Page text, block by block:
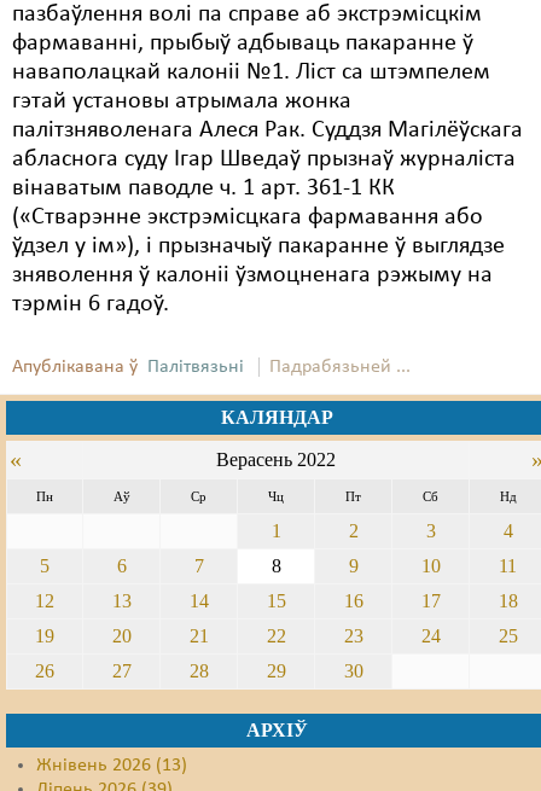
пазбаўлення волі па справе аб экстрэмісцкім
фармаванні, прыбыў адбываць пакаранне ў
наваполацкай калоніі №1. Ліст са штэмпелем
гэтай установы атрымала жонка
палітзняволенага Алеся Рак. Суддзя Магілёўскага
абласнога суду Ігар Шведаў прызнаў журналіста
вінаватым паводле ч. 1 арт. 361-1 КК
(«Стварэнне экстрэмісцкага фармавання або
ўдзел у ім»), і прызначыў пакаранне ў выглядзе
зняволення ў калоніі ўзмоцненага рэжыму на
тэрмін 6 гадоў.
Апублікавана ў Палітвязьні Падрабязьней ...
КАЛЯНДАР
« Верасень 2022
Пн Аў Ср Чц Пт Сб Нд
1 2 3
4
5
6 7 8 9 10
11
12
13 14 15 16 17
18
19
20 21 22 23 24
25
26
27 28 29 30
АРХІЎ
Жнівень 2026 (13)